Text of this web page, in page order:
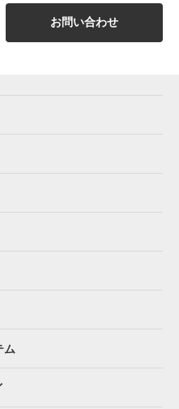
お問い合わせ
ム